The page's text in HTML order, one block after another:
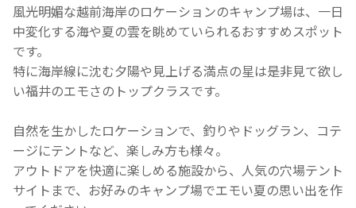
風光明媚な越前海岸のロケーションのキャンプ場は、一日
中変化する海や夏の雲を眺めていられるおすすめスポット
です。
特に海岸線に沈む夕陽や見上げる満点の星は是非見て欲し
い福井のエモさのトップクラスです。
自然を生かしたロケーションで、釣りやドッグラン、コテ
ージにテントなど、楽しみ方も様々。
アウトドアを快適に楽しめる施設から、人気の穴場テント
サイトまで、お好みのキャンプ場でエモい夏の思い出を作